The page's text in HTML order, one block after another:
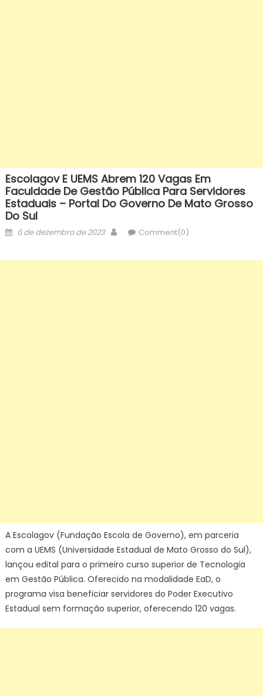
Escolagov E UEMS Abrem 120 Vagas Em
Faculdade De Gestão Pública Para Servidores
Estaduais – Portal Do Governo De Mato Grosso
Do Sul
Posted
6 de dezembro de 2023 AuthorComment(0)
A Escolagov (Fundação Escola de Governo), em parceria
com a UEMS (Universidade Estadual de Mato Grosso do Sul),
lançou edital para o primeiro curso superior de Tecnologia
em Gestão Pública. Oferecido na modalidade EaD, o
programa visa beneficiar servidores do Poder Executivo
Estadual sem formação superior, oferecendo 120 vagas.